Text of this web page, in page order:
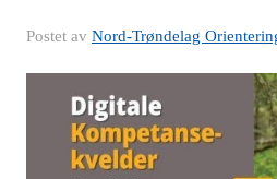
Postet av Nord-Trøndelag